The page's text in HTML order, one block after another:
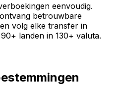
eenvoudig.
betrouwbare
volg elke transfer in
landen in 130+ valuta.